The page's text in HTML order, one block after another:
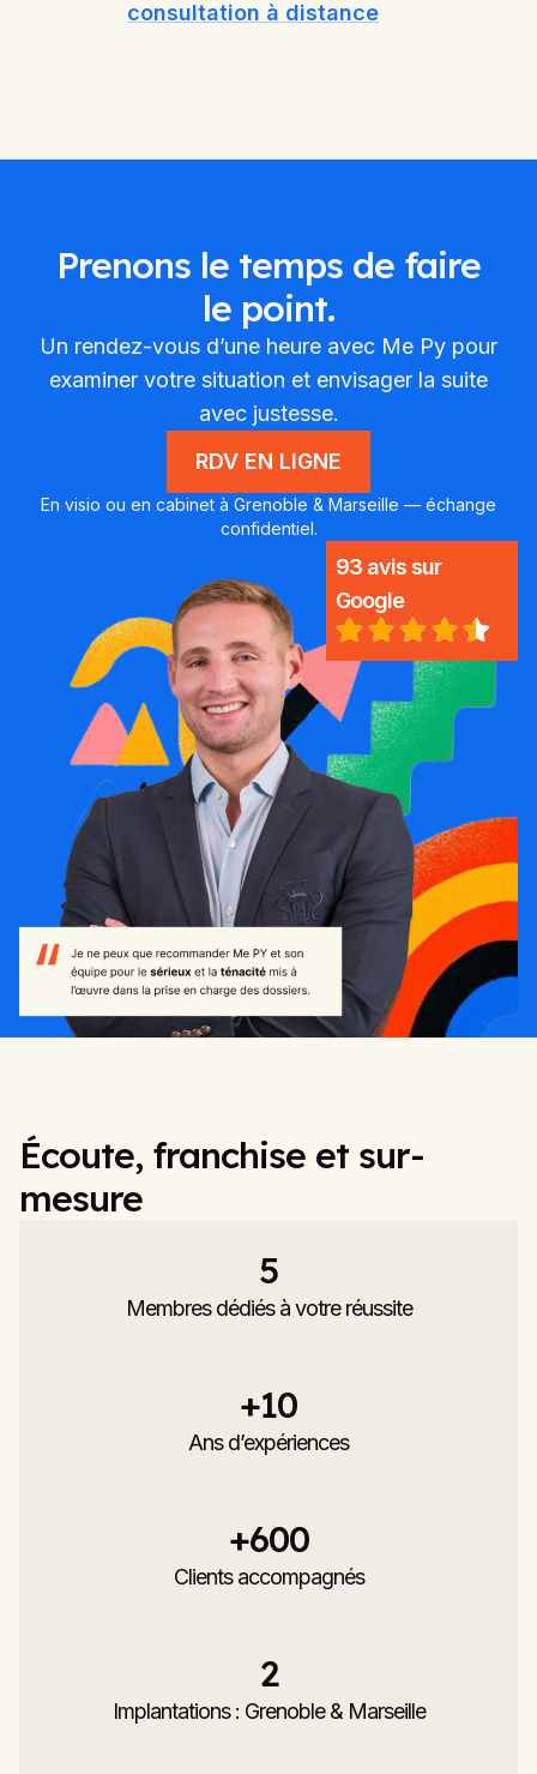
consultation à distance
Prenons le temps de faire
le point.
Un rendez-vous d’une heure avec Me Py pour
examiner votre situation et envisager la suite
avec justesse.
RDV EN LIGNE
En visio ou en cabinet à Grenoble & Marseille — échange
confidentiel.
93 avis sur
Google
Écoute, franchise et sur-
mesure
Membres dédiés à votre réussite
5
Ans d’expériences
+10
Clients accompagnés
+600
Implantations : Grenoble & Marseille
2